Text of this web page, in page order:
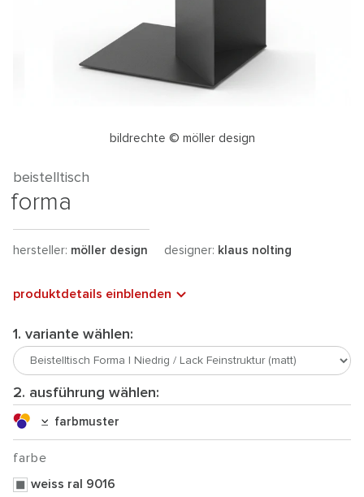
bildrechte © möller design
beistelltisch
forma
hersteller: möller design designer: klaus nolting
produktdetails einblenden
1. variante wählen:
2. ausführung wählen:
farbmuster
farbe
weiss ral 9016